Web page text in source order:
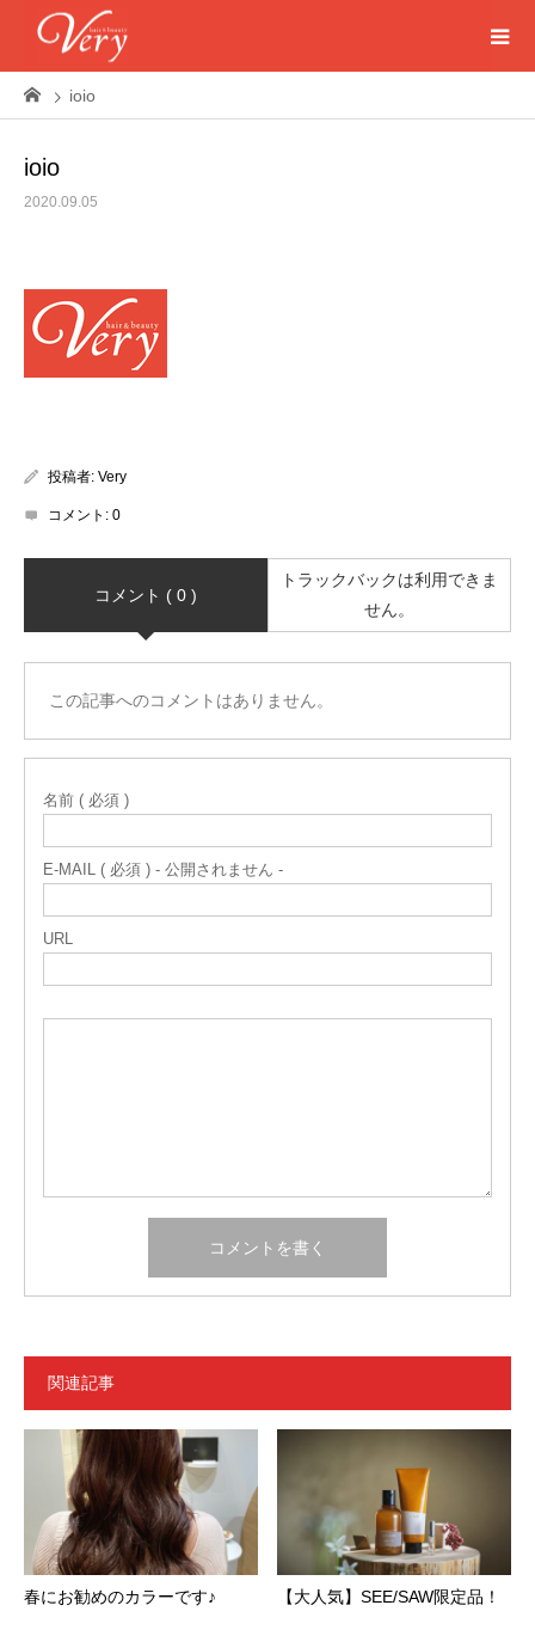
ioio
ioio
2020.09.05
投稿者: Very
コメント: 0
コメント ( 0 )
トラックバックは利用できま
せん。
この記事へのコメントはありません。
名前 ( 必須 )
E-MAIL ( 必須 ) - 公開されません -
URL
関連記事
春にお勧めのカラーです♪ 【大人気】SEE/SAW限定品！